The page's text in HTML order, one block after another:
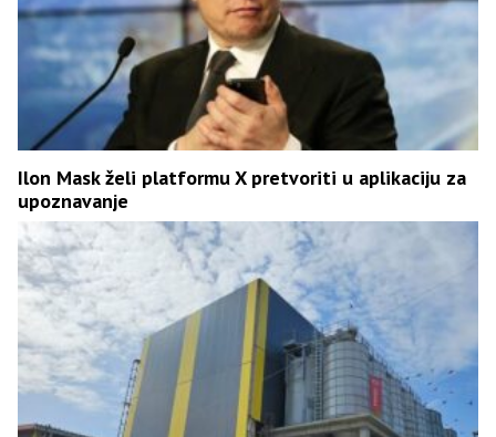
Ilon Mask želi platformu X pretvoriti u aplikaciju za
upoznavanje